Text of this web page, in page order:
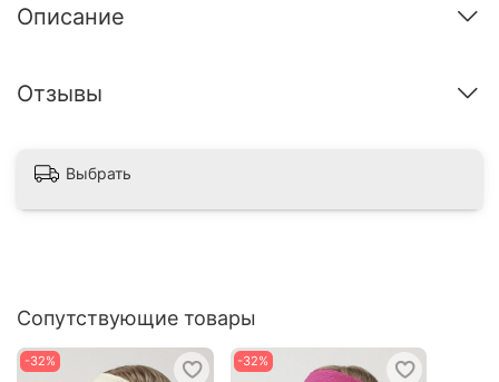
Описание
Отзывы
Выбрать
Сопутствующие товары
-32% -32%